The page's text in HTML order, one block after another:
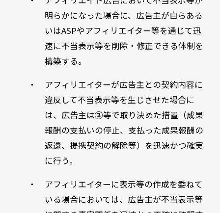
明らかになった場合に、広告主が自らある
いはASPやアフィリエイター等を通じて迅
速に不当表示等を削除・修正できる体制を
構築する。
・ アフィリエイターが広告主との契約内容に
違反して不当表示等を生じさせた場合に
は、広告主は②等で取り決めた措置（成果
報酬の支払いの停止、支払った成果報酬の
返還、提携契約の解除等）を迅速かつ確実
に行う。
・ アフィリエイターに表示等の作成を委ねて
いる場合においては、広告主が不当表示等